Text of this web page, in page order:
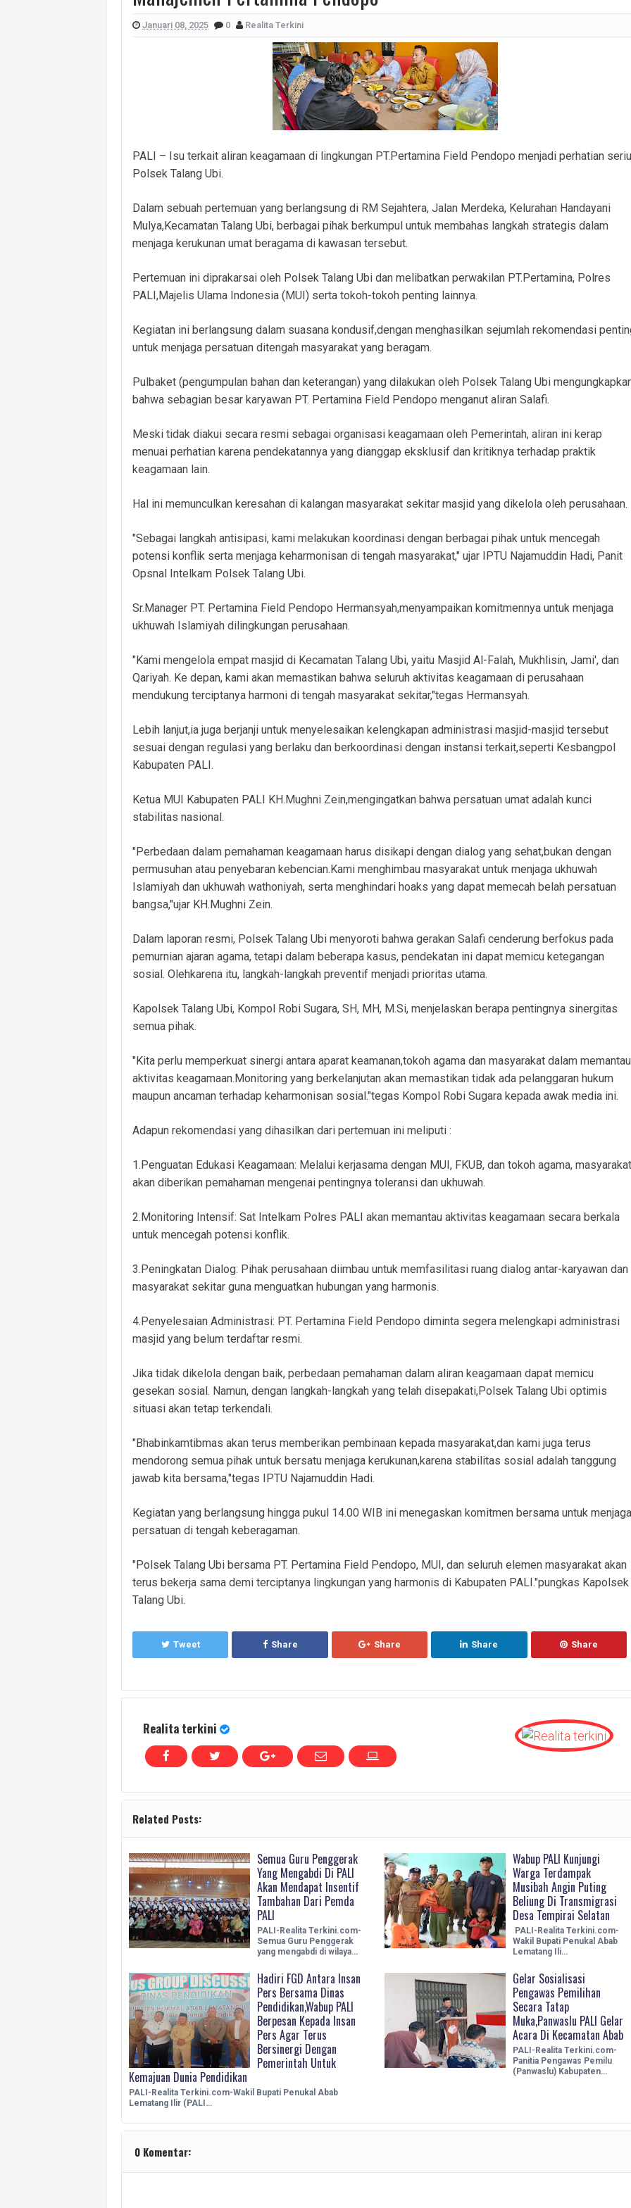
Polsek Banyuasin I Ungkap Kasus Curanmor, Pelaku dan Barang Bukti Berhasil Diamankan.
Cegah Kejahatan 3C dan Kecelakaan, Satlantas Polres PALI Gelar Patroli Subuh di Kawasan Masjid Syuhada
Cegah Kejahatan Malam Hari, Polsek Penukal Utara Intensifkan Patroli KRYD Sasar Potensi Gangguan Kamtibmas
Polsek Banyuasin II Berhasil Ungkap Pencurian Perangkat BTS di Banyuasin II, Tiga Terduga Pelaku Diamankan
Polres PALI Amankan Terduga Pengedar Ekstasi di Abab, Barang Bukti Disembunyikan di Panci Presto
Polsek Betung Amankan Terduga Pelaku Pencurian Dua Unit Telepon Genggam.
Januari 08, 2025 0 Realita Terkini
PALI – Isu terkait aliran keagamaan di lingkungan PT.Pertamina Field Pendopo menjadi perhatian
Polsek Talang Ubi.
Dalam sebuah pertemuan yang berlangsung di RM Sejahtera, Jalan Merdeka, Kelurahan Handayani
Mulya,Kecamatan Talang Ubi, berbagai pihak berkumpul untuk membahas langkah strategis dalam
menjaga kerukunan umat beragama di kawasan tersebut.
Pertemuan ini diprakarsai oleh Polsek Talang Ubi dan melibatkan perwakilan PT.Pertamina, Polres
PALI,Majelis Ulama Indonesia (MUI) serta tokoh-tokoh penting lainnya.
Kegiatan ini berlangsung dalam suasana kondusif,dengan menghasilkan sejumlah rekomendasi
untuk menjaga persatuan ditengah masyarakat yang beragam.
Pulbaket (pengumpulan bahan dan keterangan) yang dilakukan oleh Polsek Talang Ubi
bahwa sebagian besar karyawan PT. Pertamina Field Pendopo menganut aliran Salafi.
Meski tidak diakui secara resmi sebagai organisasi keagamaan oleh Pemerintah, aliran ini kerap
menuai perhatian karena pendekatannya yang dianggap eksklusif dan kritiknya terhadap praktik
keagamaan lain.
Hal ini memunculkan keresahan di kalangan masyarakat sekitar masjid yang dikelola oleh perusahaan.
"Sebagai langkah antisipasi, kami melakukan koordinasi dengan berbagai pihak untuk mencegah
potensi konflik serta menjaga keharmonisan di tengah masyarakat," ujar IPTU Najamuddin Hadi, Panit
Opsnal Intelkam Polsek Talang Ubi.
Sr.Manager PT. Pertamina Field Pendopo Hermansyah,menyampaikan komitmennya untuk menjaga
ukhuwah Islamiyah dilingkungan perusahaan.
"Kami mengelola empat masjid di Kecamatan Talang Ubi, yaitu Masjid Al-Falah, Mukhlisin, Jami', dan
Qariyah. Ke depan, kami akan memastikan bahwa seluruh aktivitas keagamaan di perusahaan
mendukung terciptanya harmoni di tengah masyarakat sekitar,"tegas Hermansyah.
Lebih lanjut,ia juga berjanji untuk menyelesaikan kelengkapan administrasi masjid-masjid tersebut
sesuai dengan regulasi yang berlaku dan berkoordinasi dengan instansi terkait,seperti Kesbangpol
Kabupaten PALI.
Ketua MUI Kabupaten PALI KH.Mughni Zein,mengingatkan bahwa persatuan umat adalah kunci
stabilitas nasional.
"Perbedaan dalam pemahaman keagamaan harus disikapi dengan dialog yang sehat,bukan dengan
permusuhan atau penyebaran kebencian.Kami menghimbau masyarakat untuk menjaga ukhuwah
Islamiyah dan ukhuwah wathoniyah, serta menghindari hoaks yang dapat memecah belah persatuan
bangsa,"ujar KH.Mughni Zein.
Dalam laporan resmi, Polsek Talang Ubi menyoroti bahwa gerakan Salafi cenderung berfokus pada
pemurnian ajaran agama, tetapi dalam beberapa kasus, pendekatan ini dapat memicu ketegangan
sosial. Olehkarena itu, langkah-langkah preventif menjadi prioritas utama.
Kapolsek Talang Ubi, Kompol Robi Sugara, SH, MH, M.Si, menjelaskan berapa pentingnya sinergitas
semua pihak.
"Kita perlu memperkuat sinergi antara aparat keamanan,tokoh agama dan masyarakat dalam memantau
aktivitas keagamaan.Monitoring yang berkelanjutan akan memastikan tidak ada pelanggaran hukum
maupun ancaman terhadap keharmonisan sosial."tegas Kompol Robi Sugara kepada awak media ini.
Adapun rekomendasi yang dihasilkan dari pertemuan ini meliputi :
1.Penguatan Edukasi Keagamaan: Melalui kerjasama dengan MUI, FKUB, dan tokoh agama, masyarakat
akan diberikan pemahaman mengenai pentingnya toleransi dan ukhuwah.
2.Monitoring Intensif: Sat Intelkam Polres PALI akan memantau aktivitas keagamaan secara berkala
untuk mencegah potensi konflik.
3.Peningkatan Dialog: Pihak perusahaan diimbau untuk memfasilitasi ruang dialog antar-karyawan dan
masyarakat sekitar guna menguatkan hubungan yang harmonis.
4.Penyelesaian Administrasi: PT. Pertamina Field Pendopo diminta segera melengkapi administrasi
masjid yang belum terdaftar resmi.
Jika tidak dikelola dengan baik, perbedaan pemahaman dalam aliran keagamaan dapat memicu
gesekan sosial. Namun, dengan langkah-langkah yang telah disepakati,Polsek Talang Ubi optimis
situasi akan tetap terkendali.
"Bhabinkamtibmas akan terus memberikan pembinaan kepada masyarakat,dan kami juga terus
mendorong semua pihak untuk bersatu menjaga kerukunan,karena stabilitas sosial adalah tanggung
jawab kita bersama,"tegas IPTU Najamuddin Hadi.
Kegiatan yang berlangsung hingga pukul 14.00 WIB ini menegaskan komitmen bersama untuk menjaga
persatuan di tengah keberagaman.
"Polsek Talang Ubi bersama PT. Pertamina Field Pendopo, MUI, dan seluruh elemen masyarakat akan
terus bekerja sama demi terciptanya lingkungan yang harmonis di Kabupaten PALI."pungkas Kapolsek
Talang Ubi.
Tweet Share Share Share Share
Realita terkini
Related Posts:
Semua Guru Penggerak
Yang Mengabdi Di PALI
Akan Mendapat Insentif
Tambahan Dari Pemda
PALI
PALI-Realita Terkini.com-
Semua Guru Penggerak
yang mengabdi di wilaya…
Wabup PALI Kunjungi
Warga Terdampak
Musibah Angin Puting
Beliung Di Transmigrasi
Desa Tempirai Selatan
PALI-Realita Terkini.com-
Wakil Bupati Penukal Abab
Lematang Ili…
Hadiri FGD Antara Insan
Pers Bersama Dinas
Pendidikan,Wabup PALI
Berpesan Kepada Insan
Pers Agar Terus
Bersinergi Dengan
Pemerintah Untuk
Kemajuan Dunia Pendidikan
PALI-Realita Terkini.com-Wakil Bupati Penukal Abab
Lematang Ilir (PALI…
Gelar Sosialisasi
Pengawas Pemilihan
Secara Tatap
Muka,Panwaslu PALI Gelar
Acara Di Kecamatan Abab
PALI-Realita Terkini.com-
Panitia Pengawas Pemilu
(Panwaslu) Kabupaten…
0 Komentar: